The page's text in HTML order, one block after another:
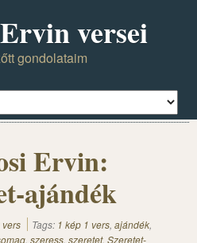
versei
gondolataim
Ervin:
ajándék
vers Tags: 1 kép 1 vers, ajándék,
, szeress, szeretet, Szeretet-